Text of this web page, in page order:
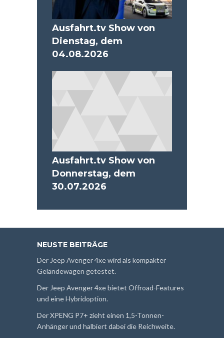
Ausfahrt.tv Show von
Dienstag, dem
04.08.2026
Ausfahrt.tv Show von
Donnerstag, dem
30.07.2026
NEUSTE BEITRÄGE
Der Jeep Avenger 4xe wird als kompakter
Geländewagen getestet.
Der Jeep Avenger 4xe bietet Offroad-Features
und eine Hybridoption.
Der XPENG P7+ zieht einen 1,5-Tonnen-
Anhänger und halbiert dabei die Reichweite.